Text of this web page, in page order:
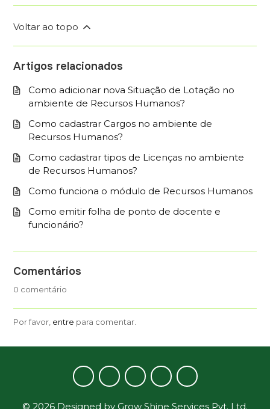
Voltar ao topo
Artigos relacionados
Como adicionar nova Situação de Lotação no
ambiente de Recursos Humanos?
Como cadastrar Cargos no ambiente de
Recursos Humanos?
Como cadastrar tipos de Licenças no ambiente
de Recursos Humanos?
Como funciona o módulo de Recursos Humanos
Como emitir folha de ponto de docente e
funcionário?
Comentários
0 comentário
Por favor, entre para comentar.
© 2026 Designed by Grow Shine Services Pvt. Ltd.